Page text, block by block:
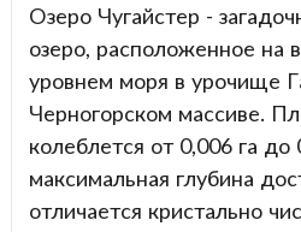
Озеро Чугайстер -
озеро, расположенное на
уровнем моря в урочище
Черногорском массиве.
колеблется от 0,006 га до
максимальная глубина
отличается кристально